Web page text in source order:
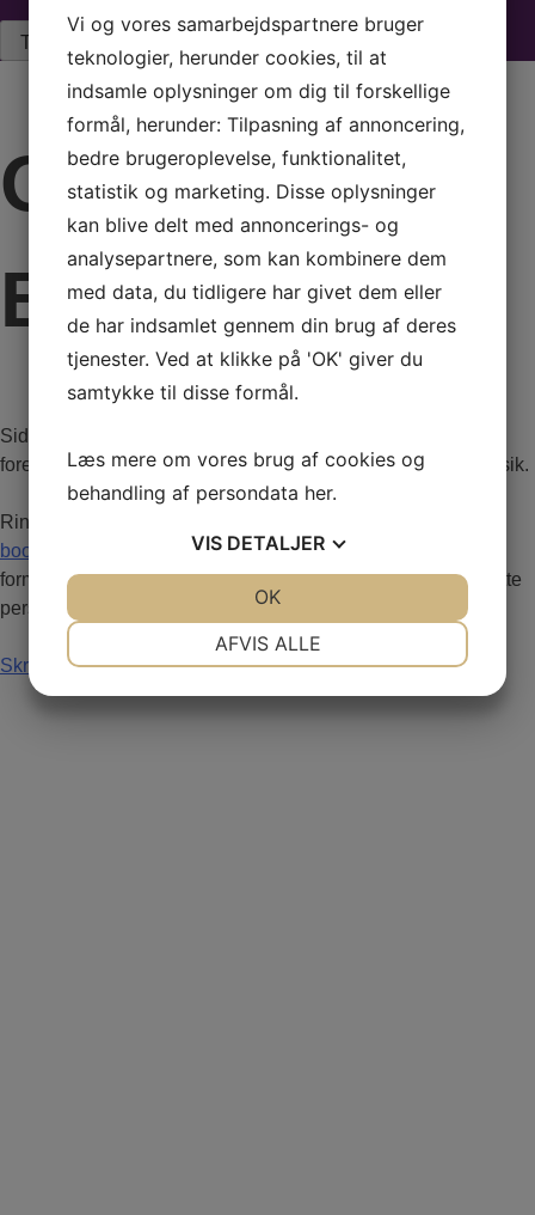
Om Arte
Booking
Siden 1946 har ARTE Booking formidlet foredrag,
foredragsholdere, underholdning, stand-up komikere og musik.
Ring til os på
booking@artebooking.dk. Vi tilbyder hurtig og professionel
formidling. Vi glæder os til at hjælpe dig med at finde den rette
person til jeres næste arrangement.
Skriv til os via formular
Vi og vores samarbejdspartnere bruger
teknologier, herunder cookies, til at
indsamle oplysninger om dig til forskellige
formål, herunder: Tilpasning af annoncering,
bedre brugeroplevelse, funktionalitet,
statistik og marketing. Disse oplysninger
kan blive delt med annoncerings- og
analysepartnere, som kan kombinere dem
med data, du tidligere har givet dem eller
de har indsamlet gennem din brug af deres
tjenester. Ved at klikke på 'OK' giver du
samtykke til disse formål.
Læs mere om vores brug af cookies og
behandling af persondata her.
VIS DETALJER
AFVIS ALLE
OK